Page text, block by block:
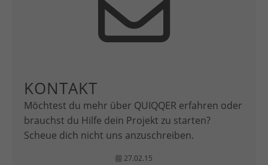
KONTAKT
Möchtest du mehr über QUIQQER erfahren oder
brauchst du Hilfe dein Projekt zu starten?
Scheue dich nicht uns anzuschreiben.
27.02.15